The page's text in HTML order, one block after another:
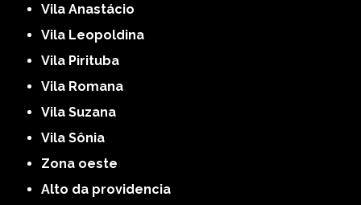
Vila Anastácio
Vila Leopoldina
Vila Pirituba
Vila Romana
Vila Suzana
Vila Sônia
Zona oeste
alto da providencia